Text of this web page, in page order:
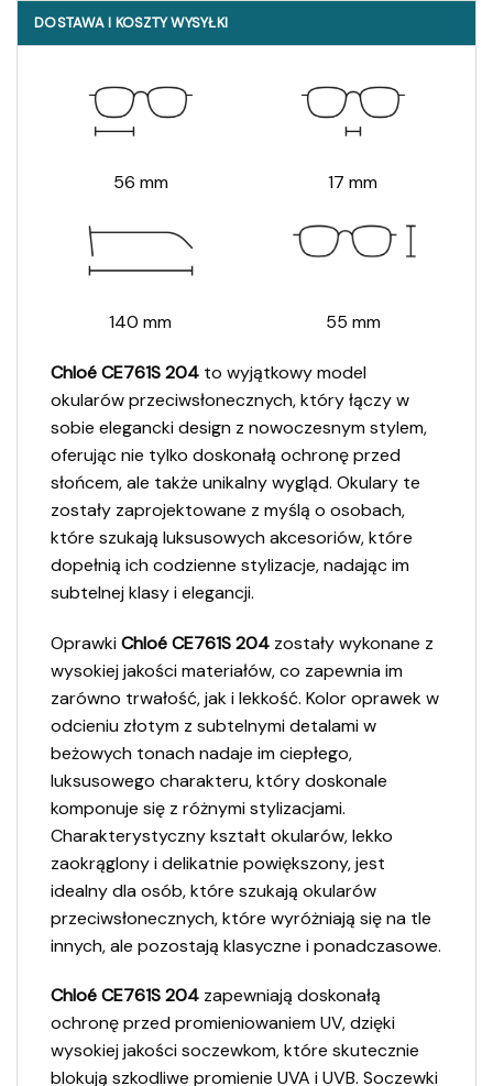
DOSTAWA I KOSZTY WYSYŁKI
56 mm 17 mm
140 mm 55 mm
Chloé CE761S 204 to wyjątkowy model
okularów przeciwsłonecznych, który łączy w
sobie elegancki design z nowoczesnym stylem,
oferując nie tylko doskonałą ochronę przed
słońcem, ale także unikalny wygląd. Okulary te
zostały zaprojektowane z myślą o osobach,
które szukają luksusowych akcesoriów, które
dopełnią ich codzienne stylizacje, nadając im
subtelnej klasy i elegancji.
OprawkiChloé CE761S 204 zostały wykonane z
wysokiej jakości materiałów, co zapewnia im
zarówno trwałość, jak i lekkość. Kolor oprawek w
odcieniu złotym z subtelnymi detalami w
beżowych tonach nadaje im ciepłego,
luksusowego charakteru, który doskonale
komponuje się z różnymi stylizacjami.
Charakterystyczny kształt okularów, lekko
zaokrąglony i delikatnie powiększony, jest
idealny dla osób, które szukają okularów
przeciwsłonecznych, które wyróżniają się na tle
innych, ale pozostają klasyczne i ponadczasowe.
Chloé CE761S 204 zapewniają doskonałą
ochronę przed promieniowaniem UV, dzięki
wysokiej jakości soczewkom, które skutecznie
blokują szkodliwe promienie UVA i UVB. Soczewki